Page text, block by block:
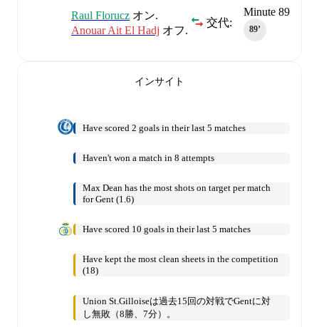
Minute 89
89‎’‎
交代:
Raul Florucz オン.
Anouar Ait El Hadj オフ.
インサイト
Have scored 2 goals in their last 5 matches
Haven't won a match in 8 attempts
Max Dean has the most shots on target per match
for Gent (1.6)
Have scored 10 goals in their last 5 matches
Have kept the most clean sheets in the competition
(18)
Union St.Gilloiseは過去15回の対戦でGentに対
し無敗（8勝、7分）。